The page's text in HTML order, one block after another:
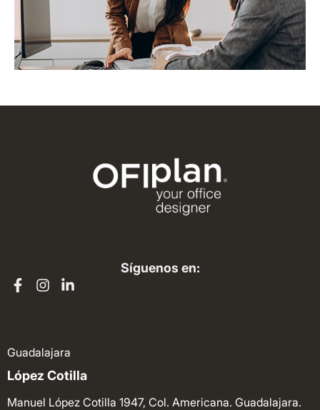
Síguenos en:
Guadalajara
López Cotilla
Manuel López Cotilla 1947, Col. Americana. Guadalajara.